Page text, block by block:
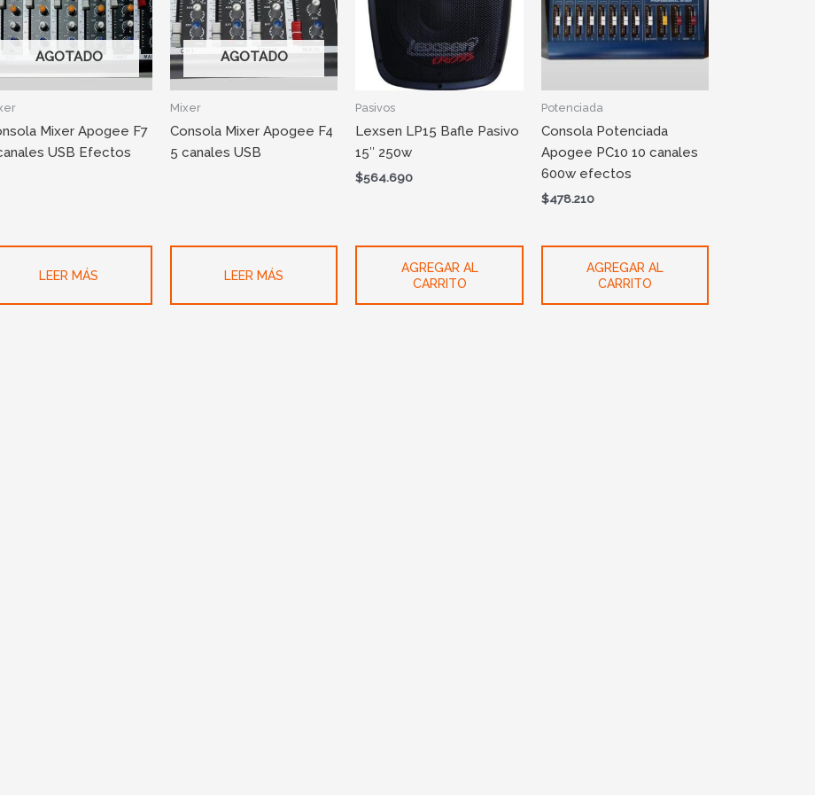
AGOTADO
Mixer Apogee F7
USB Efectos
LEER MÁS
AGOTADO
Mixer
Consola Mixer Apogee F4
5 canales USB
LEER MÁS
Pasivos
Lexsen LP15 Bafle Pasivo
15″ 250w
$564.690
AGREGAR AL
CARRITO
Potenciada
Consola Potenciada
Apogee PC10 10 canales
600w efectos
$478.210
AGREGAR AL
CARRITO